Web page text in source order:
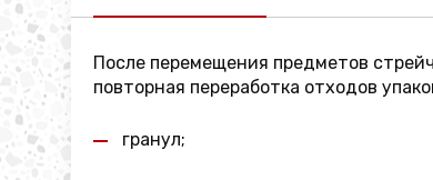
После перемещения предметов
повторная переработка отходов
гранул;